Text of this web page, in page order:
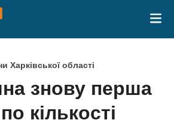
Харківської області
знову перша
кількості